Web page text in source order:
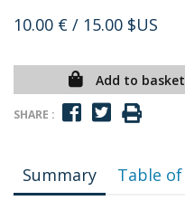
10.00 € / 15.00 $US
Add to basket
SHARE :
Summary Table